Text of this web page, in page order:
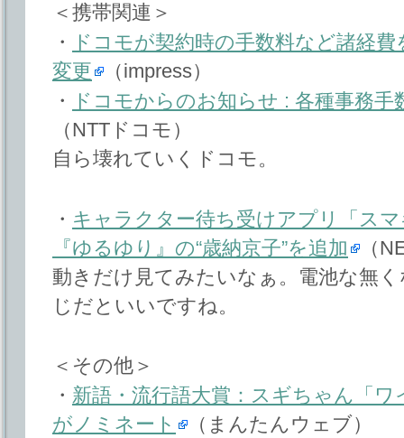
＜携帯関連＞
・
ドコモが契約時の手数料など諸経
変更
（impress）
・
ドコモからのお知らせ : 各種事務
（NTTドコモ）
自ら壊れていくドコモ。
・ キャラクター待ち受けアプリ「ス
『ゆるゆり』の“歳納京子”を追加
（
動きだけ見てみたいなぁ。電池な無
じだといいですね。
＜その他＞
・ 新語・流行語大賞：スギちゃん「
がノミネート
（まんたんウェブ）